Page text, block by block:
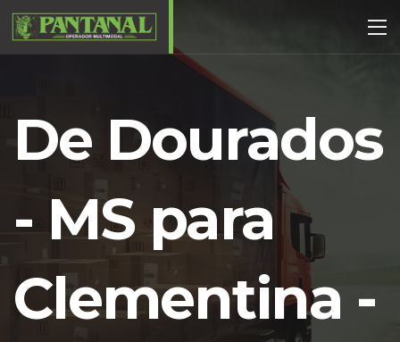
De Dourados
- MS para
Clementina -